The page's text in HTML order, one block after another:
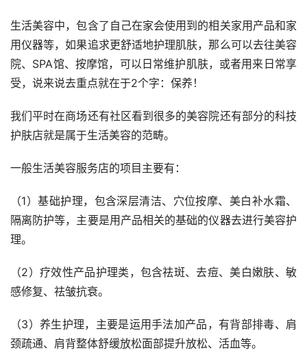
生活美容中，包含了自己在家会使用到的相关家用产品和家
用仪器等，如果追求更舒适地护理肌肤，那么可以去往美容
院、SPA馆、按摩馆，可以日常维护肌肤，或者用来日常享
受，说来说去重点就在于2个字：保养！
我们平时在商场还有社区看到很多的美容院还有部分的科技
护肤店就是属于生活美容的范畴。
一般生活美容服务店的项目主要有：
（1）基础护理，包含深层清洁、穴位按摩、美白补水霜、
隔离防护等，主要是用产品相关的基础的仪器去进行美容护
理。
（2）疗效性产品护理类，包含祛斑、去痘、美白嫩肤、敏
感修复、祛皱抗衰。
（3）养生护理，主要是运用手法加产品，有背部排毒、肩
颈疏通、肩背整体舒缓放松面部提升放松、活血等。